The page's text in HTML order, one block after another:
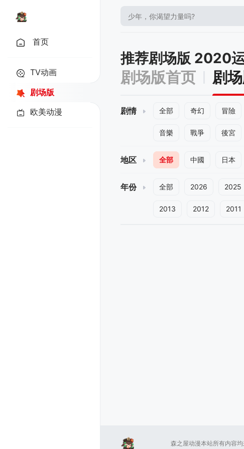
首页
TV动画
剧场版
欧美动漫
推荐剧场版 2020
剧场版首页 剧
剧情 全部 奇幻 冒險
音樂 戰爭 後宮
地区 全部 中國 日本
年份 全部 2026 2025
2013 2012 2011
森之屋动漫本站所有内容